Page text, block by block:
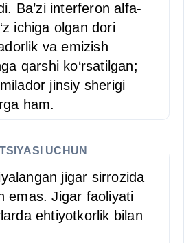
Ba’zi interferon alfa-
ichiga olgan dori
va emizish
qarshi ko‘rsatilgan;
jinsiy sherigi
ham.
UCHUN
jigar sirrozida
emas. Jigar faoliyati
ehtiyotkorlik bilan